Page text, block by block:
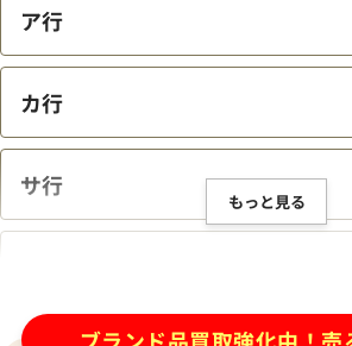
ジュエリーやバッグなどのヴィ
買取可能ですか？
キズや汚れがあるが、クリー
ア行
カ行
サ行
もっと見る
ブランド品買取強化中！売